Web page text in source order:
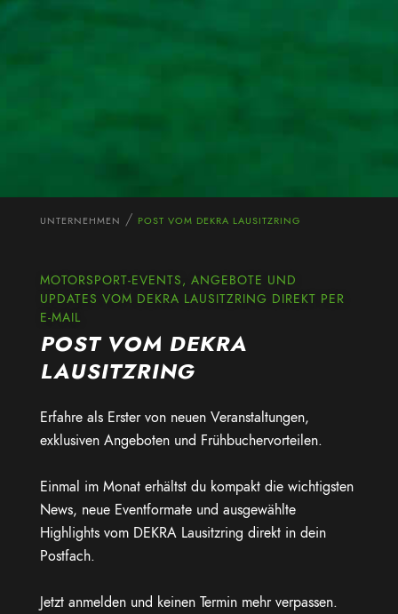
UNTERNEHMEN POST VOM DEKRA LAUSITZRING
MOTORSPORT-EVENTS, ANGEBOTE UND
UPDATES VOM DEKRA LAUSITZRING DIREKT PER
E-MAIL
POST VOM DEKRA
LAUSITZRING
Erfahre als Erster von neuen Veranstaltungen,
exklusiven Angeboten und Frühbuchervorteilen.
Einmal im Monat erhältst du kompakt die wichtigsten
News, neue Eventformate und ausgewählte
Highlights vom DEKRA Lausitzring direkt in dein
Postfach.
Jetzt anmelden und keinen Termin mehr verpassen.